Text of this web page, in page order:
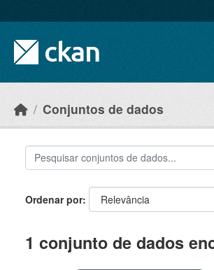
Conjuntos de dados
Ordenar por
1 conjunto de dados